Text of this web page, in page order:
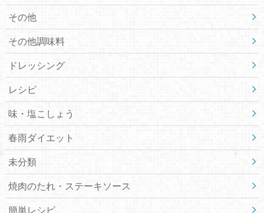
その他
その他調味料
ドレッシング
レシピ
味・塩こしょう
春雨ダイエット
未分類
焼肉のたれ・ステーキソース
簡単レシピ